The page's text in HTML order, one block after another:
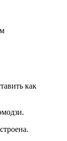
как